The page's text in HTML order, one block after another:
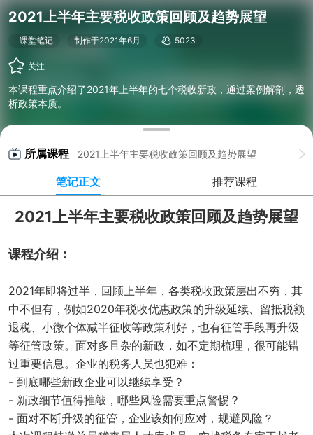
2021上半年主要税收政策回顾及趋势展望
课堂笔记 制作于2021年6月 5023
关注
本课程重点介绍了2021年上半年的七个税收新政，通过案例解剖，透
析政策本质。
所属课程 2021上半年主要税收政策回顾及趋势展望
笔记正文 推荐课程
2021上半年主要税收政策回顾及趋势展望
课程介绍：
2021年即将过半，回顾上半年，各类税收政策层出不穷，其
中不但有，例如2020年税收优惠政策的升级延续、留抵税额
退税、小微个体减半征收等政策利好，也有征管手段再升级
等征管政策。面对多且杂的新政，如不定期梳理，很可能错
过重要信息。企业的税务人员也犯难：
- 到底哪些新政企业可以继续享受？
- 新政细节值得推敲，哪些风险需要重点警惕？
- 面对不断升级的征管，企业该如何应对，规避风险？